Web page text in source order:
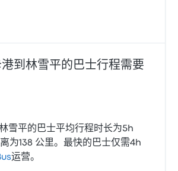
到林雪平的巴士行程需要
雪平的巴士平均行程时长为5h
为138 公里。最快的巴士仅需4h
运营。